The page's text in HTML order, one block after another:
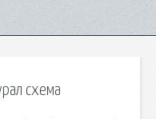
схема